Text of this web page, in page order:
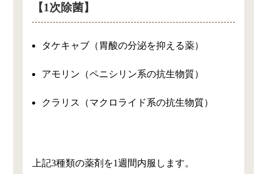
【1次除菌】
タケキャブ（胃酸の分泌を抑える薬）
アモリン（ペニシリン系の抗生物質）
クラリス（マクロライド系の抗生物質）
上記3種類の薬剤を1週間内服します。